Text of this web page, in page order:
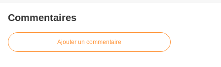
Commentaires
Ajouter un commentaire